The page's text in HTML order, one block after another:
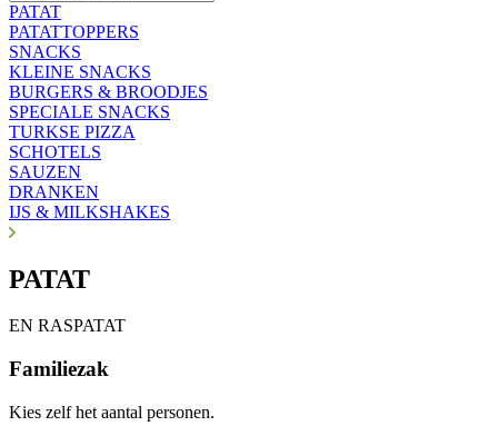
PATAT
PATATTOPPERS
SNACKS
KLEINE SNACKS
BURGERS & BROODJES
SPECIALE SNACKS
TURKSE PIZZA
SCHOTELS
SAUZEN
DRANKEN
IJS & MILKSHAKES
PATAT
EN RASPATAT
Familiezak
Kies zelf het aantal personen.